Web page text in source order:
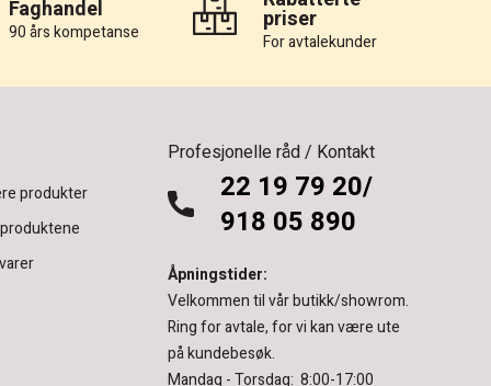
Faghandel
90 års kompetanse priser
For avtalekunder
produkter
Profesjonelle råd / Kontakt
22 19 79 20/
918 05 890
Åpningstider:
Velkommen til vår butikk/showrom.
Ring for avtale, for vi kan være ute
på kundebesøk.
Mandag - Torsdag: 8:00-17:00